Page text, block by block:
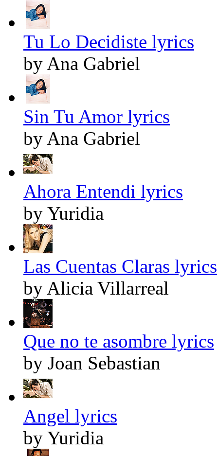
Tu Lo Decidiste lyrics
by Ana Gabriel
Sin Tu Amor lyrics
by Ana Gabriel
Ahora Entendi lyrics
by Yuridia
Las Cuentas Claras lyrics
by Alicia Villarreal
Que no te asombre lyrics
by Joan Sebastian
Angel lyrics
by Yuridia